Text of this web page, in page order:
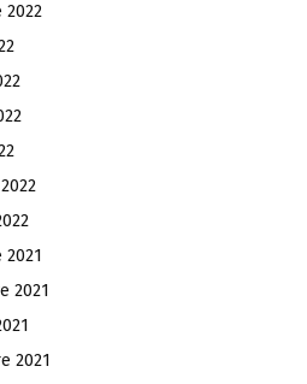
2022
2021
2021
2021